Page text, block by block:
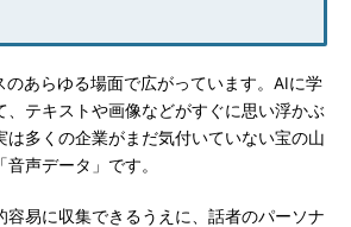
あらゆる場面で広がっています。AIに学
、テキストや画像などがすぐに思い浮かぶ
は多くの企業がまだ気付いていない宝の山
声データ」です。
易に収集できるうえに、話者のパーソナ